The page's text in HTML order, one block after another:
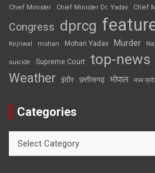
Chief Minister
Chief Minister Dr. Yadav Chief
Congress dprcg
Kejriwal mohan Mohan Yadav Murder
suicide Supreme Court top-news
Weather इंदौर छत्तीसगढ़ भोपाल मध्य
Categories